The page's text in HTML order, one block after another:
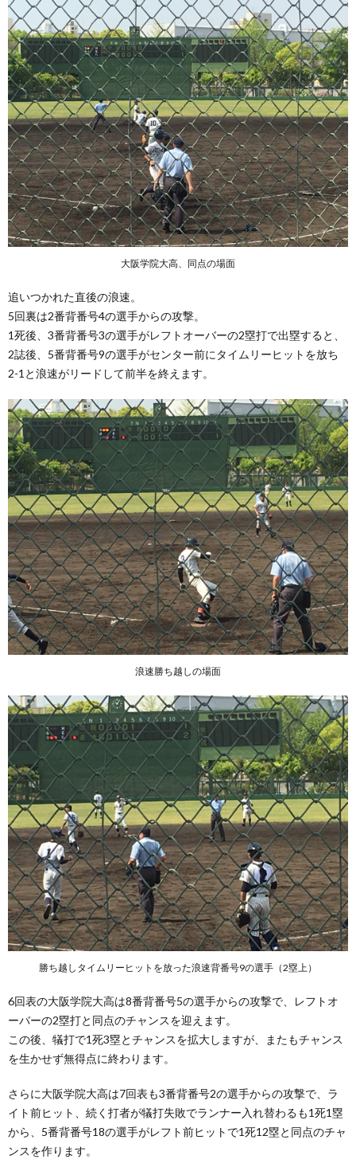
大阪学院大高、同点の場面
追いつかれた直後の浪速。
5回裏は2番背番号4の選手からの攻撃。
1死後、3番背番号3の選手がレフトオーバーの2塁打で出塁すると、
2誌後、5番背番号9の選手がセンター前にタイムリーヒットを放ち
2-1と浪速がリードして前半を終えます。
浪速勝ち越しの場面
勝ち越しタイムリーヒットを放った浪速背番号9の選手（2塁上）
6回表の大阪学院大高は8番背番号5の選手からの攻撃で、レフトオ
ーバーの2塁打と同点のチャンスを迎えます。
この後、犠打で1死3塁とチャンスを拡大しますが、またもチャンス
を生かせず無得点に終わります。
さらに大阪学院大高は7回表も3番背番号2の選手からの攻撃で、ラ
イト前ヒット、続く打者が犠打失敗でランナー入れ替わるも1死1塁
から、5番背番号18の選手がレフト前ヒットで1死12塁と同点のチャ
ンスを作ります。